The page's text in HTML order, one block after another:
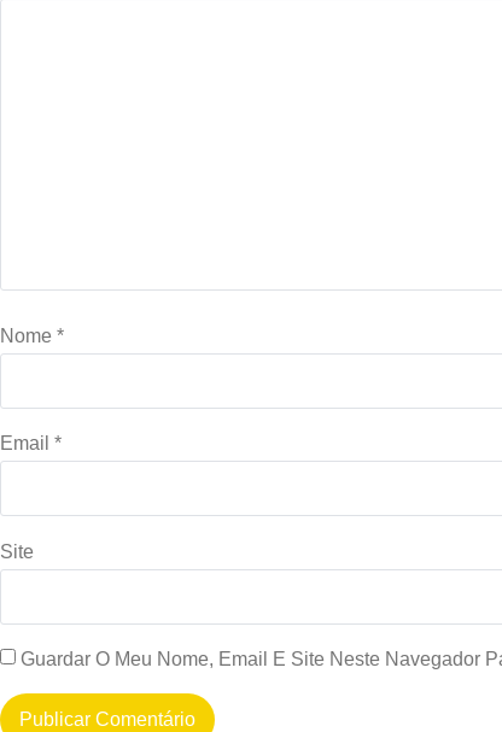
Nome *
Email *
Site
Guardar O Meu Nome, Email E Site Neste Navegador